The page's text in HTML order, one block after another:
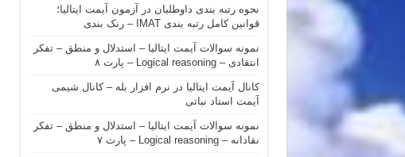
نحوه رتبه بندی داوطلبان در آزمون آیمت ایتالیا؛
قوانین کامل رتبه بندی IMAT – رنک بندی
نمونه سوالات آیمت ایتالیا – استدلال و منطق – تفکر
انتقادی – Logical reasoning – پارت ۸
کانال آیمت ایتالیا در نرم افزار بله – کانال شیمی
آیمت استاد نباتی
نمونه سوالات آیمت ایتالیا – استدلال و منطق – تفکر
نقادانه – Logical reasoning – پارت ۷